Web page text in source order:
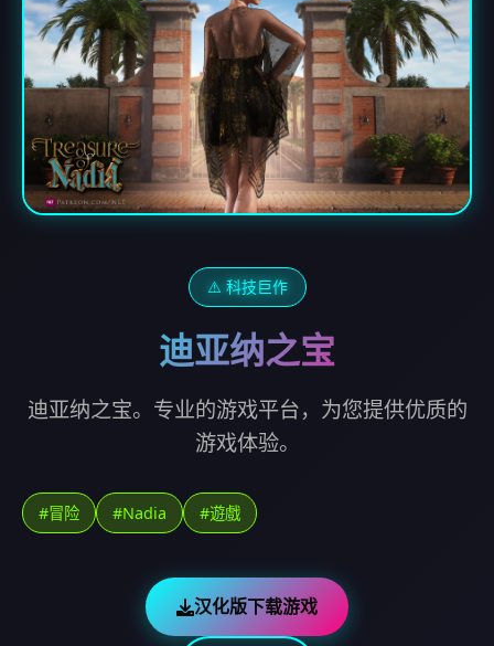
⚠️ 科技巨作
迪亚纳之宝
迪亚纳之宝。专业的游戏平台，为您提供优质的
游戏体验。
#冒险 #Nadia #遊戲
汉化版下载游戏